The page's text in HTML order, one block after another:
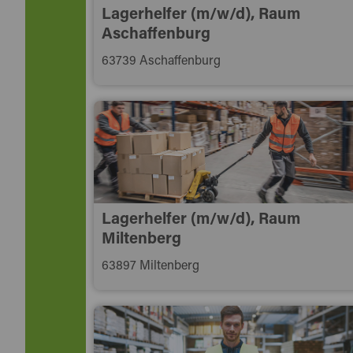
Lagerhelfer (m/w/d), Raum
Aschaffenburg
63739 Aschaffenburg
Lagerhelfer (m/w/d), Raum
Miltenberg
63897 Miltenberg